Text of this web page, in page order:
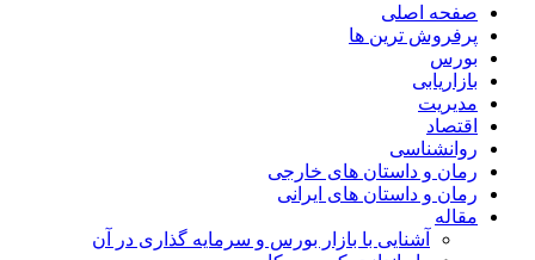
صفحه اصلی
پرفروش ترین ها
بورس
بازاریابی
مدیریت
اقتصاد
روانشناسی
رمان و داستان های خارجی
رمان و داستان های ایرانی
مقاله
آشنایی با بازار بورس و سرمایه گذاری در آن